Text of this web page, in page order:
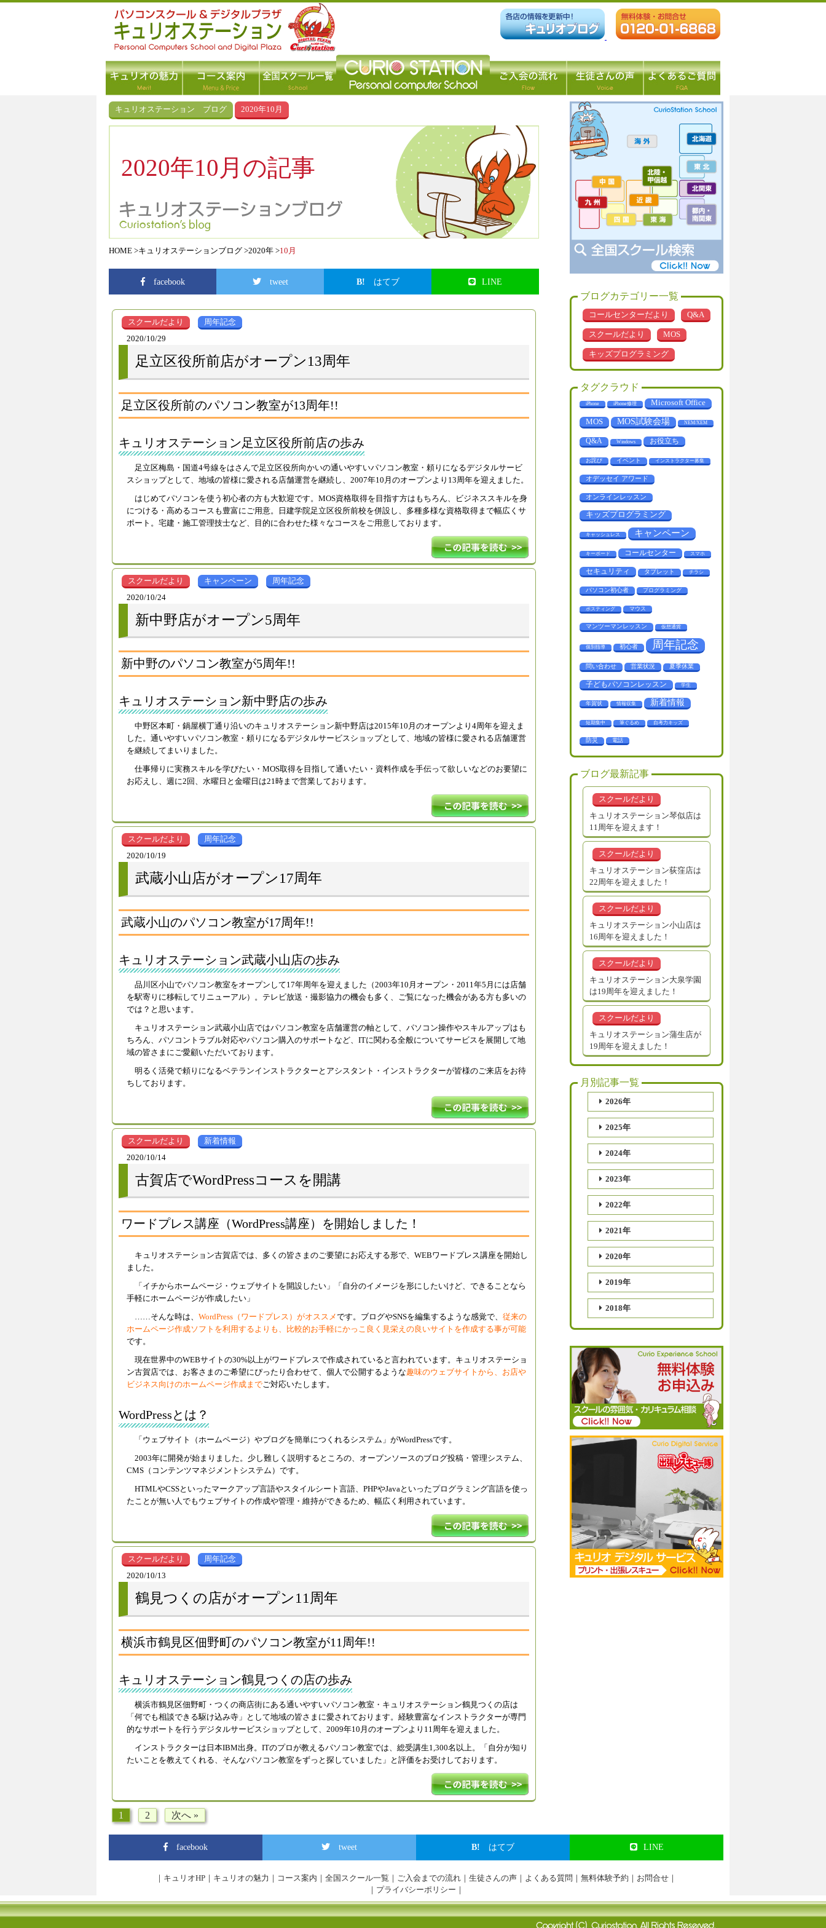
キュリオステーション ブログ 2020年10月
2020年10月の記事
HOME キュリオステーションブログ 2020年 10月
facebook tweet はてブ LINE
スクールだより
周年記念
2020/10/29
足立区役所前店がオープン13周年
足立区役所前のパソコン教室が13周年!!
キュリオステーション足立区役所前店の歩み
足立区梅島・国道4号線をはさんで足立区役所向かいの通いやすいパソコン教室・頼りになるデジタルサービ
スショップとして、地域の皆様に愛される店舗運営を継続し、2007年10月のオープンより13周年を迎えました。
はじめてパソコンを使う初心者の方も大歓迎です。MOS資格取得を目指す方はもちろん、ビジネススキルを身
につける・高めるコースも豊富にご用意。日建学院足立区役所前校を併設し、多種多様な資格取得まで幅広くサ
ポート。宅建・施工管理技士など、目的に合わせた様々なコースをご用意しております。
スクールだより キャンペーン
周年記念
2020/10/24
新中野店がオープン5周年
新中野のパソコン教室が5周年!!
キュリオステーション新中野店の歩み
中野区本町・鍋屋横丁通り沿いのキュリオステーション新中野店は2015年10月のオープンより4周年を迎えま
した。通いやすいパソコン教室・頼りになるデジタルサービスショップとして、地域の皆様に愛される店舗運営
を継続してまいりました。
仕事帰りに実務スキルを学びたい・MOS取得を目指して通いたい・資料作成を手伝って欲しいなどのお要望に
お応えし、週に2回、水曜日と金曜日は21時まで営業しております。
スクールだより
周年記念
2020/10/19
武蔵小山店がオープン17周年
武蔵小山のパソコン教室が17周年!!
キュリオステーション武蔵小山店の歩み
品川区小山でパソコン教室をオープンして17年周年を迎えました（2003年10月オープン・2011年5月には店舗
を駅寄りに移転してリニューアル）。テレビ放送・撮影協力の機会も多く、ご覧になった機会がある方も多いの
では？と思います。
キュリオステーション武蔵小山店ではパソコン教室を店舗運営の軸として、パソコン操作やスキルアップはも
ちろん、パソコントラブル対応やパソコン購入のサポートなど、ITに関わる全般についてサービスを展開して地
域の皆さまにご愛顧いただいております。
明るく活発で頼りになるベテランインストラクターとアシスタント・インストラクターが皆様のご来店をお待
ちしております。
スクールだより
新着情報
2020/10/14
古賀店でWordPressコースを開講
ワードプレス講座（WordPress講座）を開始しました！
キュリオステーション古賀店では、多くの皆さまのご要望にお応えする形で、WEBワードプレス講座を開始し
ました。
「イチからホームページ・ウェブサイトを開設したい」「自分のイメージを形にしたいけど、できることなら
手軽にホームページが作成したい」
……そんな時は、 WordPress（ワードプレス）がオススメです。ブログやSNSを編集するような感覚で、 従来の
ホームページ作成ソフトを利用するよりも、比較的お手軽にかっこ良く見栄えの良いサイトを作成する事が可能
です。
現在世界中のWEBサイトの30%以上がワードプレスで作成されていると言われています。キュリオステーショ
ン古賀店では、お客さまのご希望にぴったり合わせて、個人で公開するような趣味のウェブサイトから、お店や
ビジネス向けのホームページ作成までご対応いたします。
WordPressとは？
「ウェブサイト（ホームページ）やブログを簡単につくれるシステム」がWordPressです。
2003年に開発が始まりました。少し難しく説明するところの、オープンソースのブログ投稿・管理システム、
CMS（コンテンツマネジメントシステム）です。
HTMLやCSSといったマークアップ言語やスタイルシート言語、PHPやJavaといったプログラミング言語を使っ
たことが無い人でもウェブサイトの作成や管理・維持ができるため、幅広く利用されています。
スクールだより
周年記念
2020/10/13
鶴見つくの店がオープン11周年
横浜市鶴見区佃野町のパソコン教室が11周年!!
キュリオステーション鶴見つくの店の歩み
横浜市鶴見区佃野町・つくの商店街にある通いやすいパソコン教室・キュリオステーション鶴見つくの店は
「何でも相談できる駆け込み寺」として地域の皆さまに愛されております。経験豊富なインストラクターが専門
的なサポートを行うデジタルサービスショップとして、2009年10月のオープンより11周年を迎えました。
インストラクターは日本IBM出身。ITのプロが教えるパソコン教室では、総受講生1,300名以上。「自分が知り
たいことを教えてくれる、そんなパソコン教室をずっと探していました」と評価をお受けしております。
1 2 次へ »
ブログカテゴリー一覧
コールセンターだより Q&A
スクールだより MOS
キッズプログラミング
タグクラウド
iPhone iPhone修理 Microsoft Office
MOS MOS試験会場 NEM/XEM
Q&A Windows お役立ち
お詫び イベント インストラクター募集
オデッセイ アワード
オンラインレッスン
キッズプログラミング
キャッシュレス キャンペーン
キーボード コールセンター スマホ
セキュリティ タブレット チラシ
パソコン初心者 プログラミング
ポスティング マウス
マンツーマンレッスン 仮想通貨
個別指導 初心者 周年記念
問い合わせ 営業状況 夏季休業
子どもパソコンレッスン 学生
年賀状 情報収集 新着情報
短期集中 筆ぐるめ 自考力キッズ
防災 電話
ブログ最新記事
スクールだより
キュリオステーション琴似店は
11周年を迎えます！
スクールだより
キュリオステーション荻窪店は
22周年を迎えました！
スクールだより
キュリオステーション小山店は
16周年を迎えました！
スクールだより
キュリオステーション大泉学園
は19周年を迎えました！
スクールだより
キュリオステーション蒲生店が
19周年を迎えました！
月別記事一覧
2026年
2025年
2024年
2023年
2022年
2021年
2020年
2019年
2018年
facebook tweet はてブ LINE
｜ キュリオHP ｜ キュリオの魅力 ｜ コース案内 ｜ 全国スクール一覧 ｜ ご入会までの流れ ｜ 生徒さんの声 ｜ よくある質問 ｜ 無料体験予約 ｜ お問合せ ｜
｜ プライバシーポリシー ｜